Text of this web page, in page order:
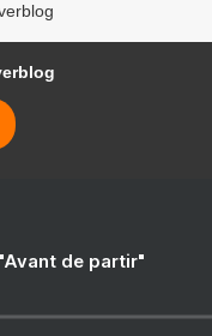
de partir"